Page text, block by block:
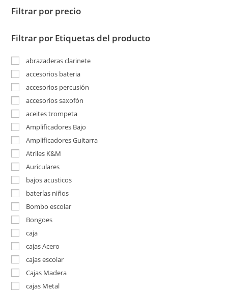
Filtrar por precio
Filtrar por Etiquetas del producto
abrazaderas clarinete
accesorios bateria
accesorios percusión
accesorios saxofón
aceites trompeta
Amplificadores Bajo
Amplificadores Guitarra
Atriles K&M
Auriculares
bajos acusticos
baterías niños
Bombo escolar
Bongoes
caja
cajas Acero
cajas escolar
Cajas Madera
cajas Metal